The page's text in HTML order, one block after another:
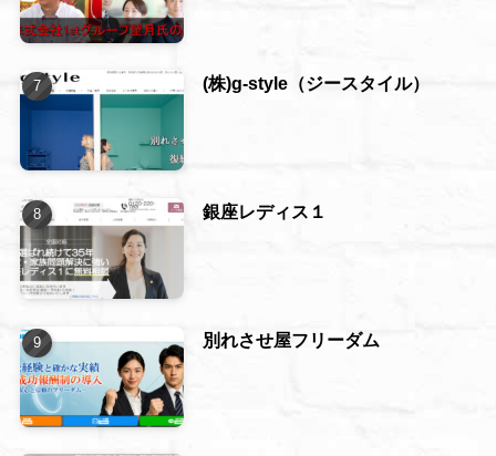
(株)g-style（ジースタイル）
銀座レディス１
別れさせ屋フリーダム